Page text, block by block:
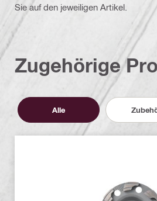
Sie auf den jeweiligen Artikel.
Zugehörige
Alle